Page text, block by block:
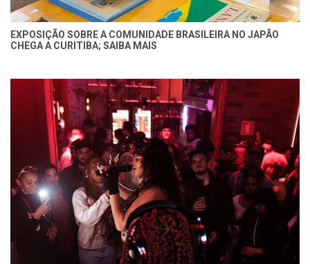
EXPOSIÇÃO SOBRE A COMUNIDADE BRASILEIRA NO JAPÃO
CHEGA A CURITIBA; SAIBA MAIS